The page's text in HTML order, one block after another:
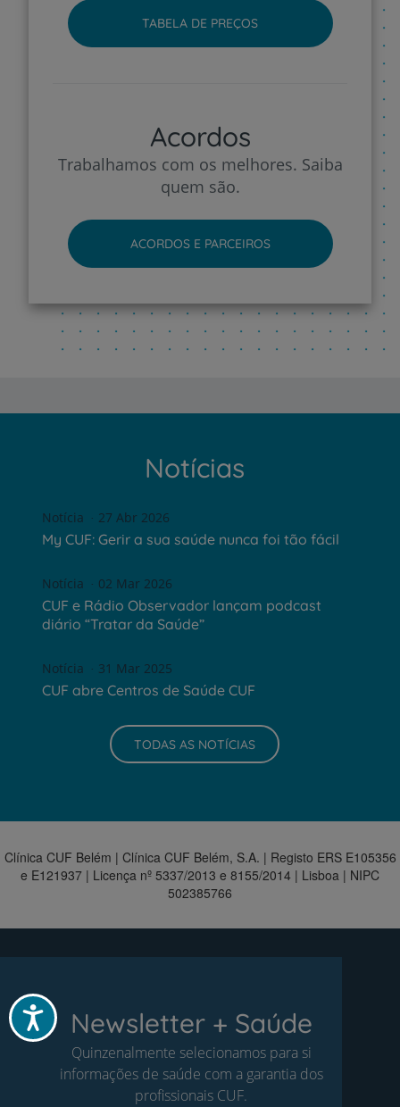
Acessibilidade
TABELA DE PREÇOS
Acordos
Trabalhamos com os melhores. Saiba
quem são.
ACORDOS E PARCEIROS
Notícias
Notícia 27 Abr 2026
My CUF: Gerir a sua saúde nunca foi tão fácil
Notícia 02 Mar 2026
CUF e Rádio Observador lançam podcast
diário “Tratar da Saúde”
Notícia 31 Mar 2025
CUF abre Centros de Saúde CUF
TODAS AS NOTÍCIAS
Clínica CUF Belém | Clínica CUF Belém, S.A. | Registo ERS E105356
e E121937 | Licença nº 5337/2013 e 8155/2014 | Lisboa | NIPC
502385766
Newsletter + Saúde
Quinzenalmente selecionamos para si
informações de saúde com a garantia dos
profissionais CUF.